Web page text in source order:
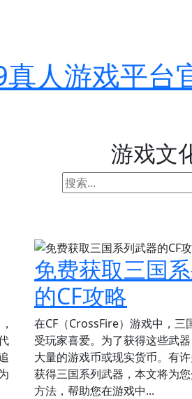
人游戏平台
游戏文
免费获取三国
的CF攻略
在CF（CrossFire）游戏中，三
受玩家喜爱。为了获得这些武
大量的游戏币或现实货币。有
获得三国系列武器，本文将为
方法，帮助您在游戏中...